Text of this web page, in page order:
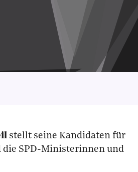
stellt seine Kandidaten für
die SPD-Ministerinnen und